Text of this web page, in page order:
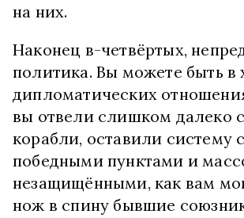
на них.
Наконец в-четвёртых,
политика. Вы можете быть в
дипломатических
вы отвели слишком далеко
корабли, оставили систему
победными пунктами и
незащищёнными, как вам
нож в спину бывшие